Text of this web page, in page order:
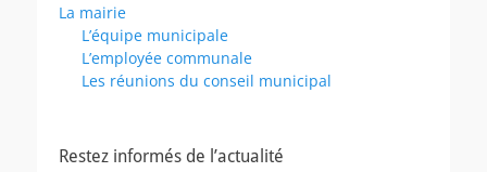
La mairie
L’équipe municipale
L’employée communale
Les réunions du conseil municipal
Restez informés de l’actualité